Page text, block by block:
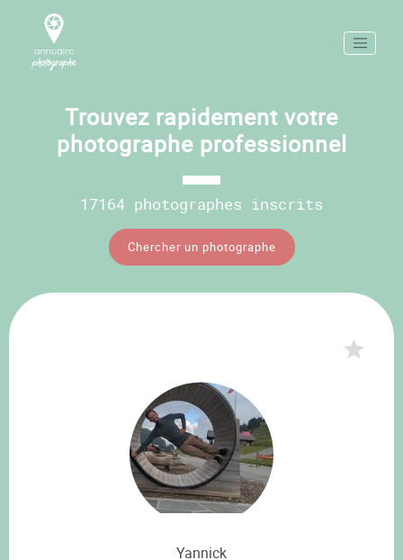
Trouvez rapidement votre
photographe professionnel
17164 photographes inscrits
Chercher un photographe
Yannick